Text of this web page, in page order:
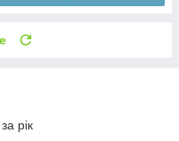
рік